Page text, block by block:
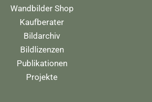
Wandbilder Shop
Kaufberater
Bildarchiv
Bildlizenzen
Publikationen
Projekte